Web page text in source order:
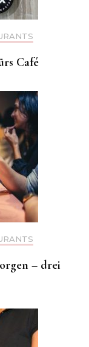
Café
– drei